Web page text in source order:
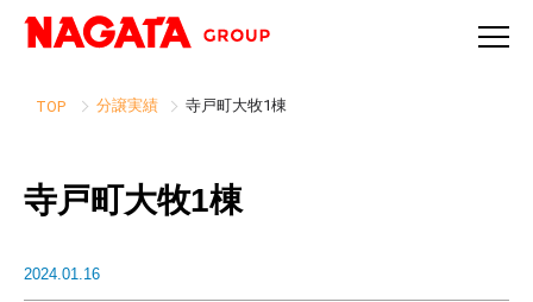
TOP 分譲実績 寺戸町大牧1棟
寺戸町大牧1棟
2024.01.16